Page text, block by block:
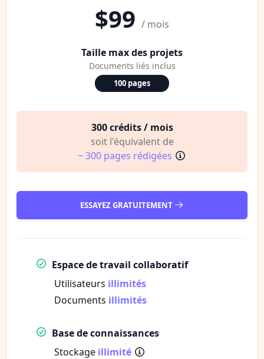
$99 / mois
Taille max des projets
Documents liés inclus
100 pages
300 crédits / mois
soit l'équivalent de
~ 300 pages rédigées
ESSAYEZ GRATUITEMENT
Espace de travail collaboratif
Utilisateurs illimités
Documents illimités
Base de connaissances
Stockage illimité